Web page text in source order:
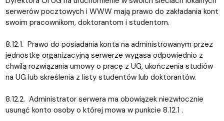
serwerów pocztowych i WWW mają prawo do zakładania kont
swoim pracownikom, doktorantom i studentom.
8.12.1. Prawo do posiadania konta na administrowanym przez
jednostkę organizacyjną serwerze wygasa odpowiednio z
chwilą rozwiązania umowy o pracę z UG, ukończenia studiów
na UG lub skreślenia z listy studentów lub doktorantów.
8.12.2. Administrator serwera ma obowiązek niezwłocznie
usunąć konto osoby o której mowa w punkcie 8.12.1 .